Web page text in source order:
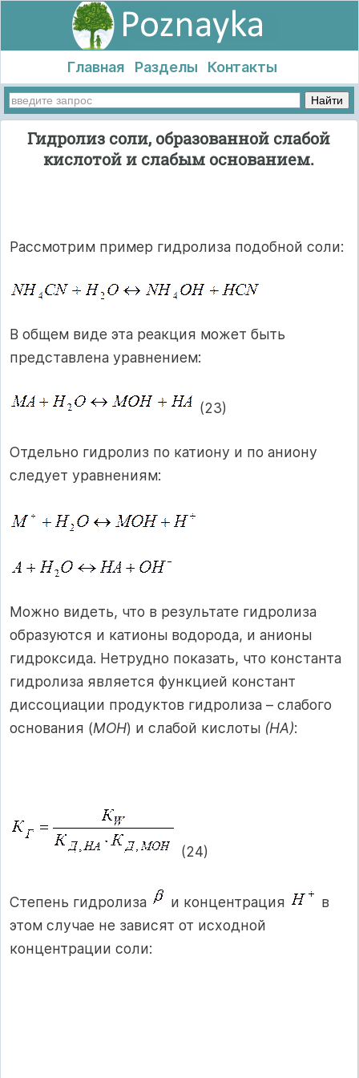
Главная Разделы Контакты
Гидролиз соли, образованной слабой
кислотой и слабым основанием.
Рассмотрим пример гидролиза подобной соли:
В общем виде эта реакция может быть
представлена уравнением:
(23)
Отдельно гидролиз по катиону и по аниону
следует уравнениям:
Можно видеть, что в результате гидролиза
образуются и катионы водорода, и анионы
гидроксида. Нетрудно показать, что константа
гидролиза является функцией констант
диссоциации продуктов гидролиза – слабого
основания (МОН) и слабой кислоты (НА):
(24)
Степень гидролиза и концентрация
в
этом случае не зависят от исходной
концентрации соли: